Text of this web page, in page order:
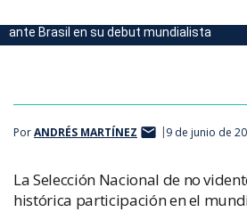
ante Brasil en su debut mundialista
ante Brasil en su debut mundialista
PorANDRÉS MARTÍNEZ 9 de junio de
La Selección Nacional de no
histórica participación en el